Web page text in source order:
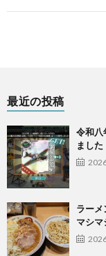
最近の投稿
令和八
ました
ラーメ
マシマ